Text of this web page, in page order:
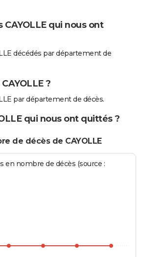
CAYOLLE qui nous ont
décédés par département de
?
par département de décès.
qui nous ont quittés ?
de décès de CAYOLLE
en nombre de décès (source :